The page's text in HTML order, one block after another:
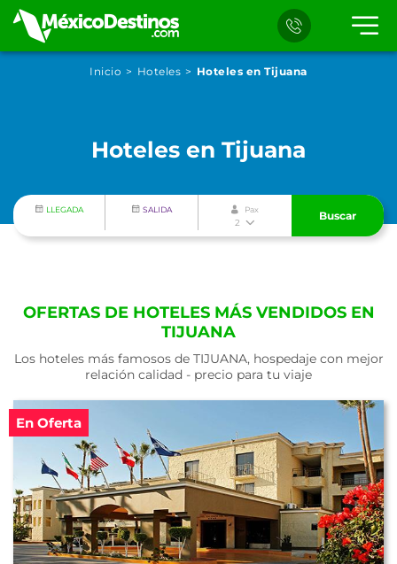
Inicio Hoteles Hoteles en Tijuana
Hoteles en Tijuana
LLEGADA SALIDA Pax
2
Buscar
OFERTAS DE HOTELES MÁS VENDIDOS EN
TIJUANA
Los hoteles más famosos de TIJUANA, hospedaje con mejor
relación calidad - precio para tu viaje
En Oferta